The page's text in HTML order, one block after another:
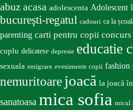
abuz acasa adolescenta Adolescent
bucureşti-regatul cadouri ca la
parenting carti pentru copii concurs
cuplu delicatese depresie educatie
sexuala emigrare evenimente copii fashion
nemuritoare joacă la joacă
sanatoasa mica sofia micul